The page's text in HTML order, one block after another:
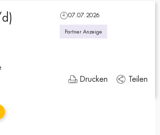
07.07.2026
Partner Anzeige
Drucken Teilen